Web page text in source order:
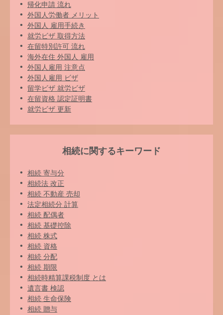
帰化申請 流れ
外国人労働者 メリット
外国人 雇用手続き
就労ビザ 取得方法
在留特別許可 流れ
海外在住 外国人 雇用
外国人雇用 注意点
外国人雇用 ビザ
留学ビザ 就労ビザ
在留資格 認定証明書
就労ビザ 更新
相続に関するキーワード
相続 寄与分
相続法 改正
相続 不動産 売却
法定相続分 計算
相続 配偶者
相続 基礎控除
相続 株式
相続 資格
相続 分配
相続 期限
相続時精算課税制度 とは
遺言書 検認
相続 生命保険
相続 贈与